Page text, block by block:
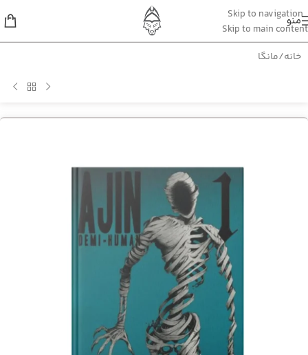
Skip to navigation
Skip to main content
منو
خانه/مانگا